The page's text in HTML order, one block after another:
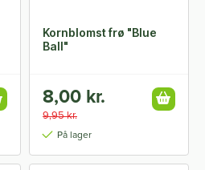
Kornblomst frø "Blue
Ball"
8,00 kr.
9,95 kr.
På lager